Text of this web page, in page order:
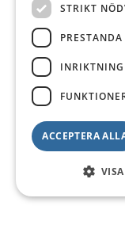
STRIKT
PRESTANDA
INRIKTNING
ACCEPTERA